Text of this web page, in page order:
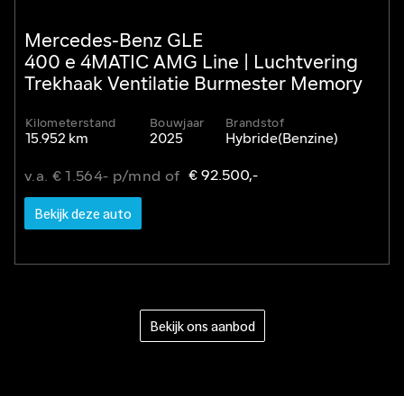
Mercedes-Benz GLE
400 e 4MATIC AMG Line | Luchtvering
Trekhaak Ventilatie Burmester Memory
Kilometerstand
15.952 km
Bouwjaar
2025
Brandstof
Hybride(Benzine)
Bekijk deze auto
v.a. € 1.564- p/mnd of € 92.500,-
Bekijk ons aanbod